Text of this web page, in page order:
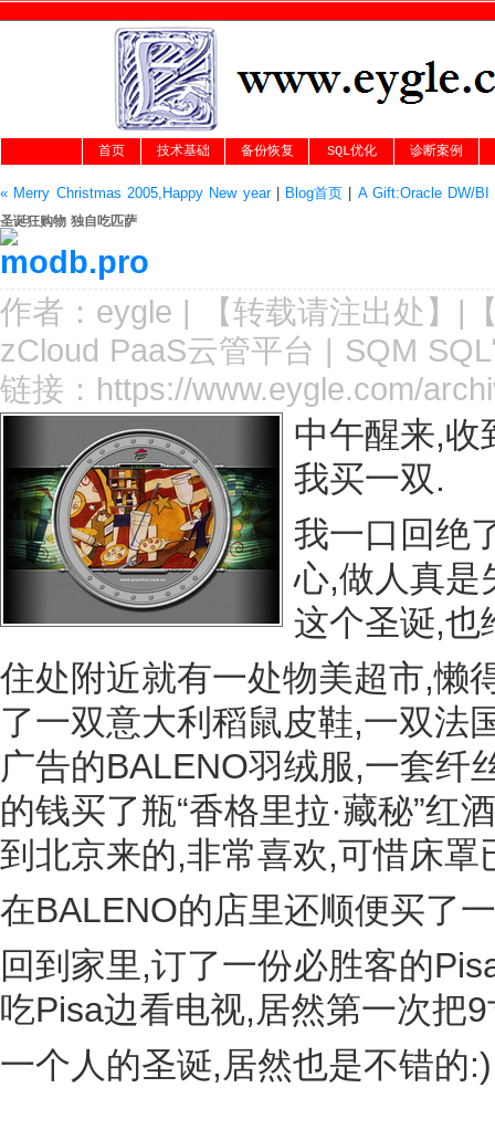
首页 技术基础 备份恢复 SQL优化 诊断案例
« Merry Christmas 2005,Happy New year| Blog首页 A Gift:Oracle DW/BI
圣诞狂购物 独自吃匹萨
作者： eygle | 【转载请注出处 】|
zCloud PaaS云管平台 | SQM
链接： https://www.eygle.com/
中午醒来,收
我买一双.
我一口回绝
心,做人真是
这个圣诞,也
住处附近就有一处物美超市,懒
了一双意大利稻鼠皮鞋,一双法
广告的BALENO羽绒服,一套纤
的钱买了瓶“香格里拉·藏秘”红
到北京来的,非常喜欢,可惜床罩
在BALENO的店里还顺便买了
回到家里,订了一份必胜客的
吃Pisa边看电视,居然第一次把
一个人的圣诞,居然也是不错的:)